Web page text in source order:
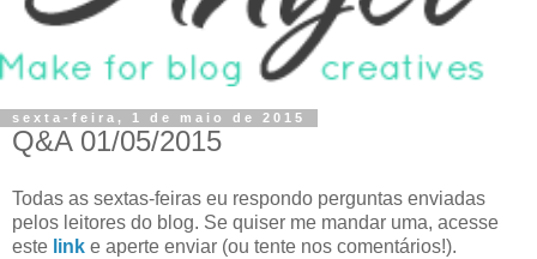
sexta-feira, 1 de maio de 2015
Q&A 01/05/2015
Todas as sextas-feiras eu respondo perguntas enviadas
pelos leitores do blog. Se quiser me mandar uma, acesse
este link e aperte enviar (ou tente nos comentários!).